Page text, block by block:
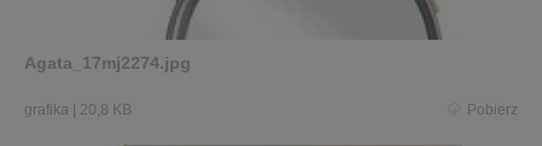
Agata_17mj2274.jpg
grafika | 20,8 KB Pobierz